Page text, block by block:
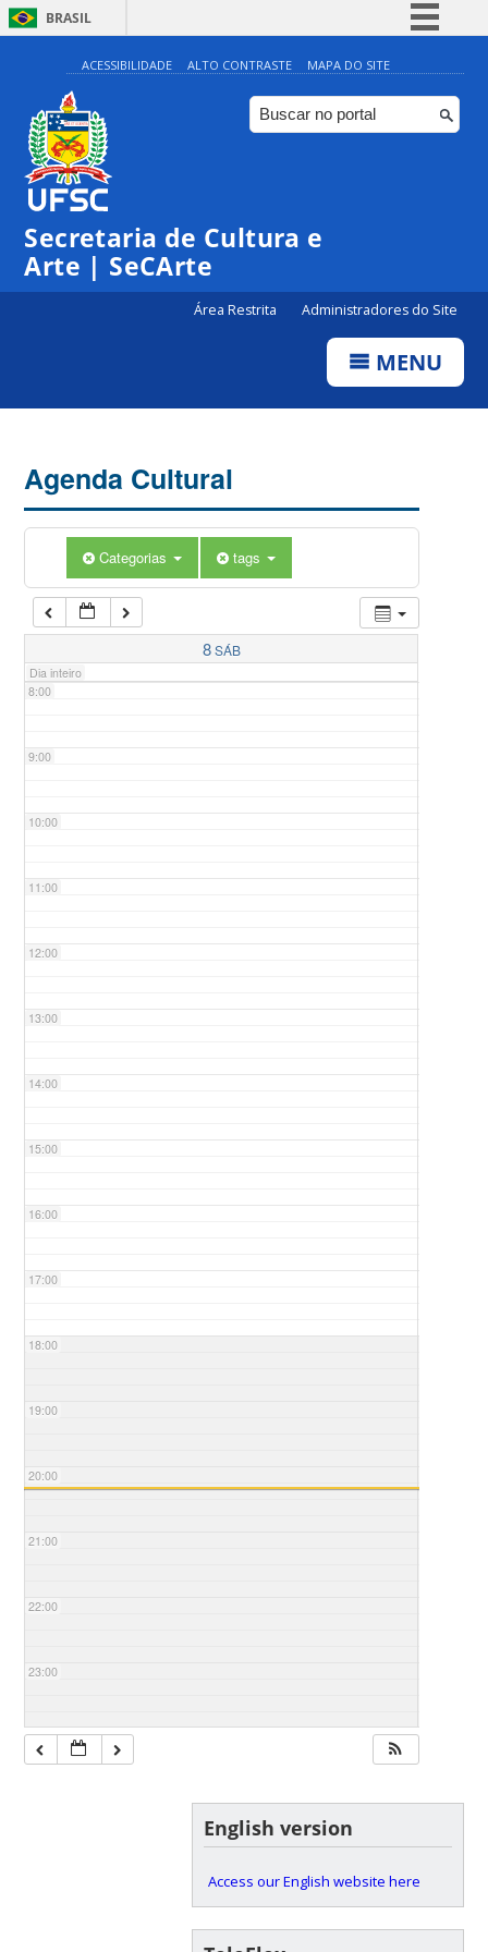
BRASIL
Simplifique!
Comunica BR
Participe
ACESSIBILIDADE ALTO CONTRASTE MAPA DO SITE
Secretaria de Cultura e
Arte | SeCArte
Área Restrita Administradores do Site
MENU
Agenda Cultural
Categorias tags
8SÁB
Dia inteiro
0:00
1:00
5:00
7:00
8:00
9:00
10:00
11:00
12:00
13:00
14:00
15:00
16:00
17:00
18:00
19:00
20:00
21:00
22:00
23:00
English version
Access our English website here